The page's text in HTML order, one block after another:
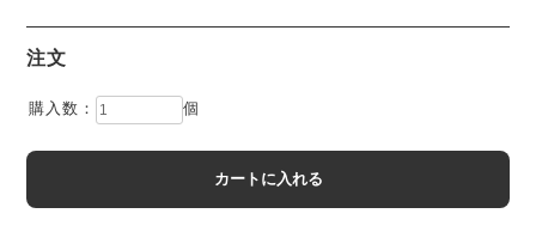
た、イタヤカエデやモミジなどの素材で作る 木のかごで
に）には、かつて7つの村がありました。麻の種をまき、豪
雪に備えてあらゆる山の恵みを蓄える。ほとんどの生活道具
注文
購入数： 個